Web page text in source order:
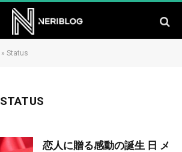
» Status
STATUS
恋人に贈る感動の誕生 日 メ